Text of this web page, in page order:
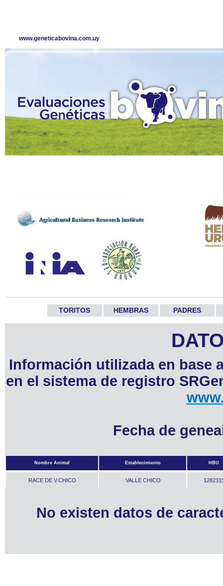
www.geneticabovina.com.uy
TORITOS HEMBRAS PADRES
Información utilizada en base
en el sistema de registro
Fecha de
Nombre Animal Establecimiento HBU
RACE DE V.CHICO VALLE CHICO
No existen datos de